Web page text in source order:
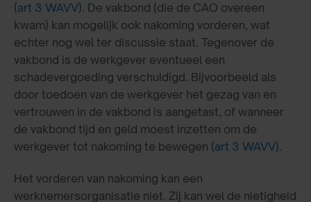
(art 3 WAVV). De vakbond (die de CAO overeen
kwam) kan mogelijk ook nakoming vorderen, wat
echter nog wel ter discussie staat. Tegenover de
vakbond is de werkgever eventueel een
schadevergoeding verschuldigd. Bijvoorbeeld als
door toedoen van de werkgever het gezag van en
vertrouwen in de vakbond is aangetast, of wanneer
de vakbond tijd en geld moest inzetten om de
werkgever tot nakoming te bewegen (art 3 WAVV).
Het vorderen van nakoming kan een
werknemersorganisatie niet. Zij kan wel de nietigheid